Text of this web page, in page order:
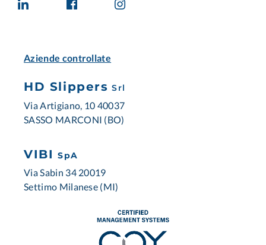
Aziende controllate
HD Slippers Srl
Via Artigiano, 10 40037
SASSO MARCONI (BO)
VIBI SpA
Via Sabin 34 20019
Settimo Milanese (MI)